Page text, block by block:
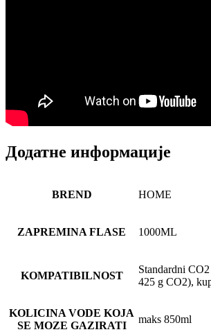
Додатне информације
BREND HOME
ZAPREMINA FLASE 1000ML
KOMPATIBILNOST
Standardni
425 g CO2),
KOLICINA VODE KOJA
SE MOZE GAZIRATI
maks 850ml